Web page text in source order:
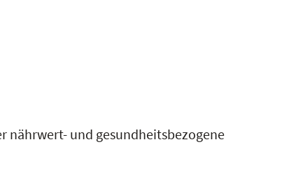
nährwert- und gesundheitsbezogene